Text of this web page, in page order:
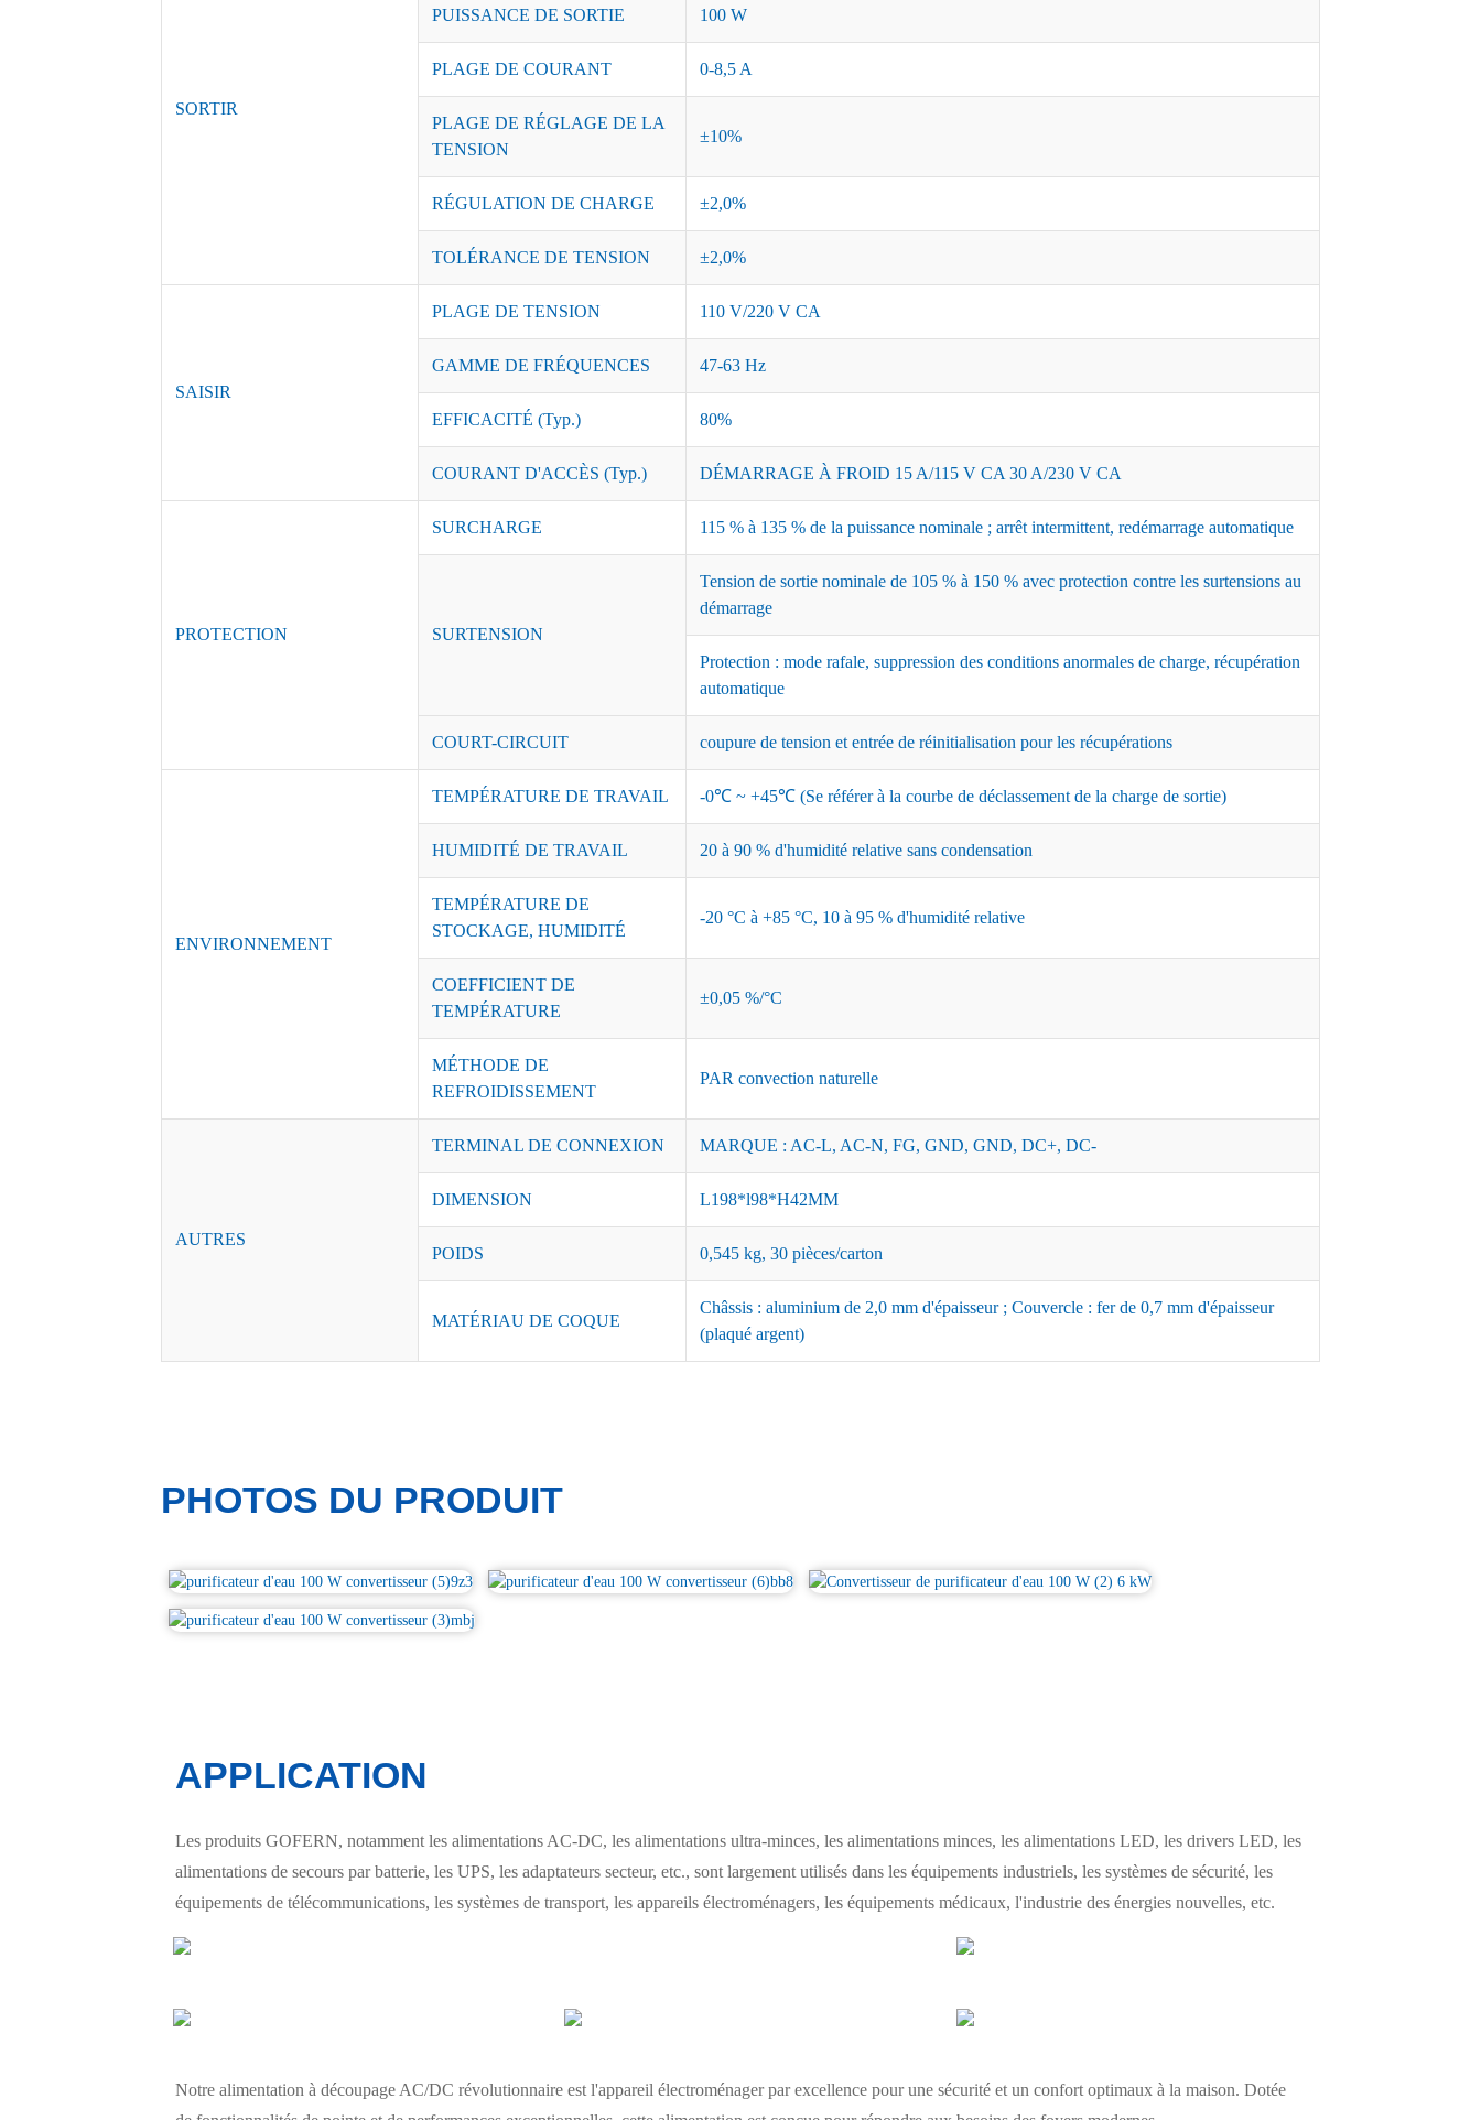
SORTIR
PUISSANCE DE SORTIE 100 W
PLAGE DE COURANT 0-8,5 A
PLAGE DE RÉGLAGE DE LA
TENSION
±10%
RÉGULATION DE CHARGE ±2,0%
TOLÉRANCE DE TENSION ±2,0%
SAISIR
PLAGE DE TENSION 110 V/220 V CA
GAMME DE FRÉQUENCES 47-63 Hz
EFFICACITÉ (Typ.) 80%
COURANT D'ACCÈS (Typ.) DÉMARRAGE À FROID 15 A/115 V CA 30 A/230 V CA
PROTECTION
SURCHARGE 115 % à 135 % de la puissance nominale ; arrêt intermittent, redémarrage automatique
SURTENSION
Tension de sortie nominale de 105 % à 150 % avec protection contre les surtensions au
démarrage
Protection : mode rafale, suppression des conditions anormales de charge, récupération
automatique
COURT-CIRCUIT coupure de tension et entrée de réinitialisation pour les récupérations
ENVIRONNEMENT
TEMPÉRATURE DE TRAVAIL -0℃ ~ +45℃ (Se référer à la courbe de déclassement de la charge de sortie)
HUMIDITÉ DE TRAVAIL 20 à 90 % d'humidité relative sans condensation
TEMPÉRATURE DE
STOCKAGE, HUMIDITÉ
-20 °C à +85 °C, 10 à 95 % d'humidité relative
COEFFICIENT DE
TEMPÉRATURE
±0,05 %/°C
MÉTHODE DE
REFROIDISSEMENT
PAR convection naturelle
AUTRES
TERMINAL DE CONNEXION MARQUE : AC-L, AC-N, FG, GND, GND, DC+, DC-
DIMENSION L198*l98*H42MM
POIDS 0,545 kg, 30 pièces/carton
MATÉRIAU DE COQUE
Châssis : aluminium de 2,0 mm d'épaisseur ; Couvercle : fer de 0,7 mm d'épaisseur
(plaqué argent)
PHOTOS DU PRODUIT
APPLICATION
Les produits GOFERN, notamment les alimentations AC-DC, les alimentations ultra-minces, les alimentations minces, les alimentations LED, les drivers LED, les
alimentations de secours par batterie, les UPS, les adaptateurs secteur, etc., sont largement utilisés dans les équipements industriels, les systèmes de sécurité, les
équipements de télécommunications, les systèmes de transport, les appareils électroménagers, les équipements médicaux, l'industrie des énergies nouvelles, etc.
Notre alimentation à découpage AC/DC révolutionnaire est l'appareil électroménager par excellence pour une sécurité et un confort optimaux à la maison. Dotée